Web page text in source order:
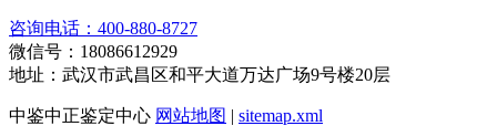
咨询电话：400-880-8727
微信号：18086612929
地址：武汉市武昌区和平大道万达广场9号楼20层
中鉴中正鉴定中心 网站地图 | sitemap.xml